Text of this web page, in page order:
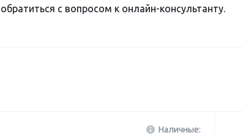
с вопросом к онлайн-консультанту.
Наличные: